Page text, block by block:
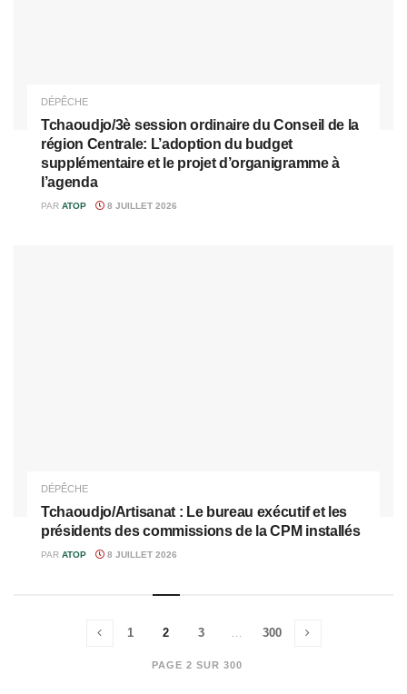
DÉPÊCHE
Tchaoudjo/3è session ordinaire du Conseil de la
région Centrale: L’adoption du budget
supplémentaire et le projet d’organigramme à
l’agenda
PAR ATOP 8 JUILLET 2026
DÉPÊCHE
Tchaoudjo/Artisanat : Le bureau exécutif et les
présidents des commissions de la CPM installés
PAR ATOP 8 JUILLET 2026
PAGE 2 SUR 300
1 2 3 … 300